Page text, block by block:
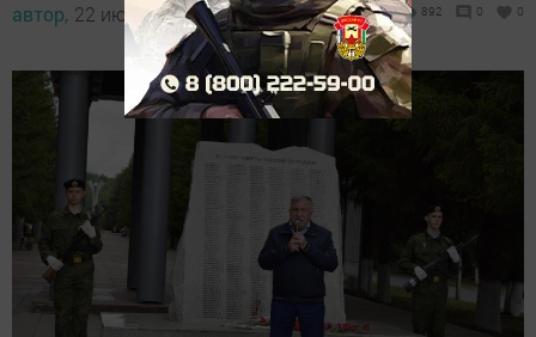
автор, 22 июня 2023 - 13:59 892 0 0